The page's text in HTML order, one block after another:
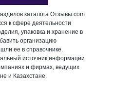
каталога Отзывы.com
к сфере деятельности
упаковка и хранение в
организацию
ее в справочнике.
источник информации
и фирмах, ведущих
и Казахстане.